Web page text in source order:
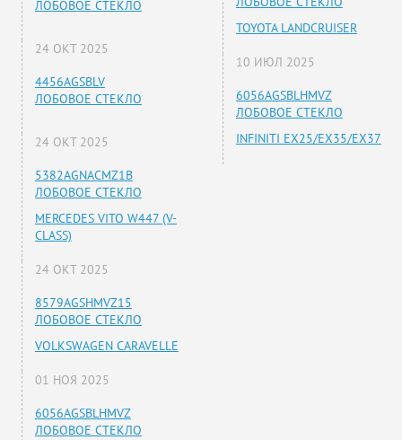
ЛОБОВОЕ СТЕКЛО
24 ОКТ 2025
4456AGSBLV
ЛОБОВОЕ СТЕКЛО
24 ОКТ 2025
5382AGNACMZ1B
ЛОБОВОЕ СТЕКЛО
MERCEDES VITO W447 (V-
CLASS)
24 ОКТ 2025
8579AGSHMVZ15
ЛОБОВОЕ СТЕКЛО
VOLKSWAGEN CARAVELLE
01 НОЯ 2025
6056AGSBLHMVZ
ЛОБОВОЕ СТЕКЛО
TOYOTA LANDCRUISER
10 ИЮЛ 2025
6056AGSBLHMVZ
ЛОБОВОЕ СТЕКЛО
INFINITI EX25/EX35/EX37